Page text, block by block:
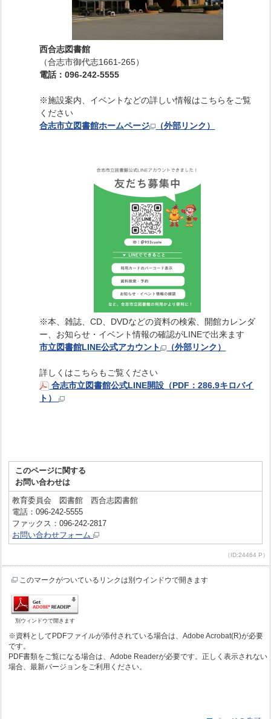
西合志図書館
（合志市御代志1661-265）
電話：096-242-5555
※施設案内、イベントなどの詳しい情報はこちらをご覧
ください
合志市立図書館ホームページ
（外部リンク）
※本、雑誌、CD、DVDなどの資料の検索、開館カレンダ
ー、お知らせ・イベント情報の確認がLINEで出来ます
市立図書館LINE公式アカウント
（外部リンク）
詳しくはこちらもご覧ください
合志市立図書館公式LINE開設（PDF：286.9キロバイ
ト）
このページに関する
お問い合わせは
教育委員会 図書館 西合志図書館
電話：096-242-5555
ファックス：096-242-2817
お問い合わせフォーム
（ID:24464 P）
このマークがついているリンクは別ウインドウで開きます
別ウィンドウで開きます
※資料としてPDFファイルが添付されている場合は、Adobe Acrobat(R)が必要
です。
PDF書類をご覧になる場合は、Adobe Readerが必要です。正しく表示されない
場合、最新バージョンをご利用ください。